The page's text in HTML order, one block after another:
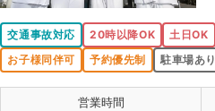
交通事故対応 20時以降OK 土日OK
お子様同伴可
予約優先制 駐車場あり
営業時間